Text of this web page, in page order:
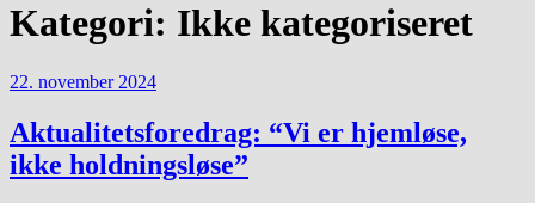
Kategori: Ikke kategoriseret
22. november 2024
Aktualitetsforedrag: “Vi er hjemløse,
ikke holdningsløse”